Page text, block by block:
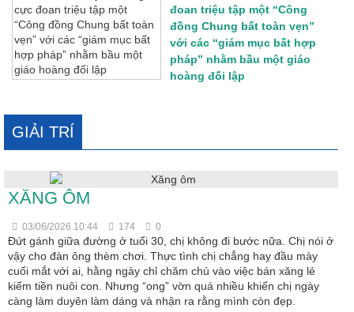
đoan triệu tập một “Công
đồng Chung bất toàn vẹn”
với các “giám mục bất hợp
pháp” nhằm bầu một giáo
hoàng đối lập
GIẢI TRÍ
XĂNG ÔM
03/06/2026 10:44 174 0
Đứt gánh giữa đường ở tuổi 30, chị không đi bước nữa. Chị nói ở
vậy cho đàn ông thèm chơi. Thực tình chị chẳng hay đầu mày
cuối mắt với ai, hằng ngày chỉ chăm chú vào việc bán xăng lẻ
kiếm tiền nuôi con. Nhưng “ong” vờn quá nhiều khiến chị ngày
càng làm duyên làm dáng và nhận ra rằng mình còn đẹp.